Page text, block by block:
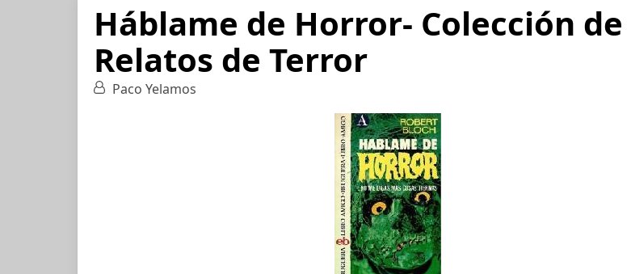
Háblame de Horror- Colección de
Relatos de Terror
Paco Yelamos